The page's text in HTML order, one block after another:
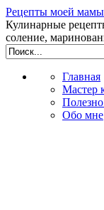
Рецепты моей мамы
Кулинарные
соление,
Главная
Мастер
Полезно
Обо мне